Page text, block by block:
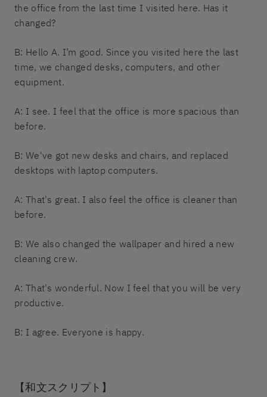
the office from the last time I visited here. Has it
changed?
B: Hello A. I’m good. Since you visited here the last
time, we changed desks, computers, and other
equipment.
A: I see. I feel that the office is more spacious than
before.
B: We've got new desks and chairs, and replaced
desktops with laptop computers.
A: That's great. I also feel the office is cleaner than
before.
B: We also changed the wallpaper and hired a new
cleaning crew.
A: That's wonderful. Now I feel that you will be very
productive.
B: I agree. Everyone is happy.
【和文スクリプト】